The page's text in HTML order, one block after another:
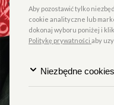
Aby pozostawić tylko
cookie analityczne lub
dokonaj wyboru poniżej i
Politykę prywatności aby
Niezbędne cookies